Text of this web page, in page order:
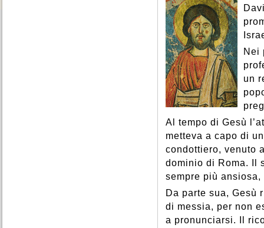
Nei
un
Al tempo di Gesù
metteva a capo di
condottiero, venuto
dominio di Roma. Il
sempre più
Da parte sua, Gesù
di messia, per non
a pronunciarsi. Il